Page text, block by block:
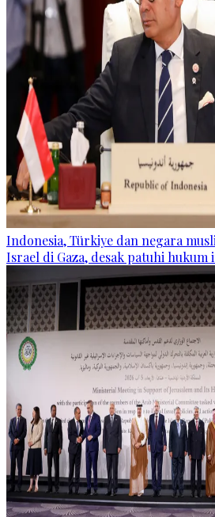
Indonesia, Türkiye dan negara
Israel di Gaza, desak patuhi hukum